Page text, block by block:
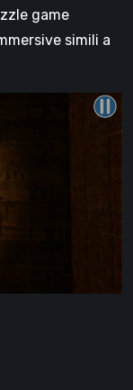
game
simili a